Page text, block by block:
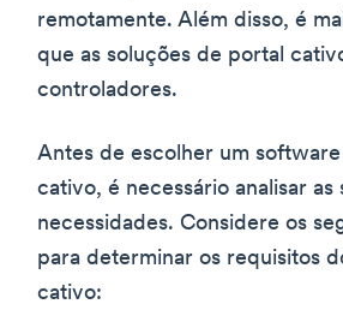
remotamente. Além disso, é
que as soluções de portal
controladores.
Antes de escolher um
cativo, é necessário analisar as
necessidades. Considere os
para determinar os requisitos
cativo: